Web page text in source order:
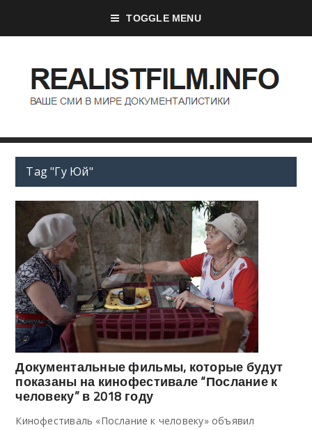
TOGGLE MENU
Tag "Гу Юй"
Документальные фильмы, которые будут
показаны на кинофестивале “Послание к
человеку” в 2018 году
Кинофестиваль «Послание к человеку» объявил